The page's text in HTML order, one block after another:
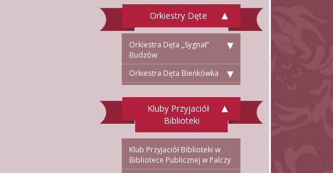
Orkiestry Dęte
Orkiestra Dęta „Sygnał”
Budzów
Orkiestra Dęta Bieńkówka
Kluby Przyjaciół
Biblioteki
Klub Przyjaciół Biblioteki w
Bibliotece Publicznej w Palczy